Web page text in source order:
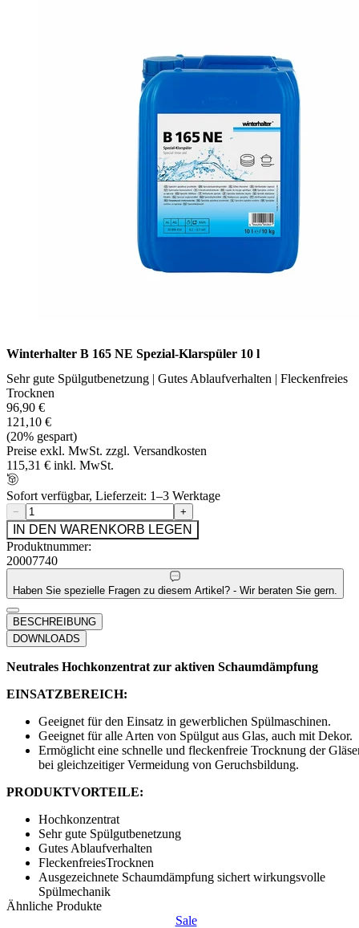
Winterhalter B 165 NE Spezial-Klarspüler 10 l
Sehr gute Spülgutbenetzung | Gutes Ablaufverhalten | Fleckenfreies
Trocknen
96,90 €
121,10 €
(20% gespart)
Preise exkl. MwSt. zzgl. Versandkosten
115,31 € inkl. MwSt.
Sofort verfügbar, Lieferzeit: 1–3 Werktage
− +
IN DEN WARENKORB LEGEN
Produktnummer:
20007740
Haben Sie spezielle Fragen zu diesem Artikel? - Wir beraten Sie gern.
BESCHREIBUNG
DOWNLOADS
Neutrales Hochkonzentrat zur aktiven Schaumdämpfung
EINSATZBEREICH:
Geeignet für den Einsatz in gewerblichen Spülmaschinen.
Geeignet für alle Arten von Spülgut aus Glas, auch mit Dekor.
Ermöglicht eine schnelle und fleckenfreie Trocknung der
bei gleichzeitiger Vermeidung von Geruchsbildung.
PRODUKTVORTEILE:
Hochkonzentrat
Sehr gute Spülgutbenetzung
Gutes Ablaufverhalten
FleckenfreiesTrocknen
Ausgezeichnete Schaumdämpfung sichert wirkungsvolle
Spülmechanik
Ähnliche Produkte
Sale